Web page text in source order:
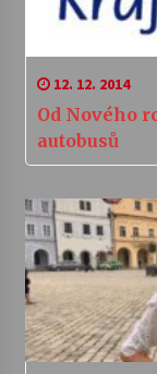
12. 12. 2014
Od Nového
autobusů